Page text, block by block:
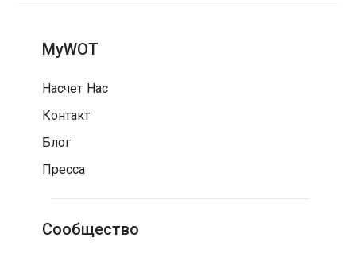
MyWOT
Насчет Нас
Контакт
Блог
Пресса
Сообщество